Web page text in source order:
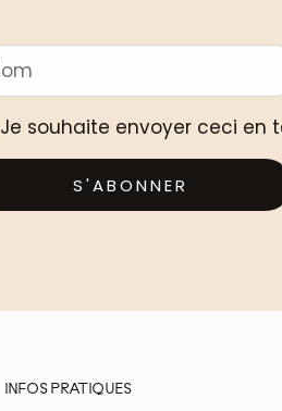
Je souhaite envoyer ceci en
S'ABONNER
INFOS PRATIQUES